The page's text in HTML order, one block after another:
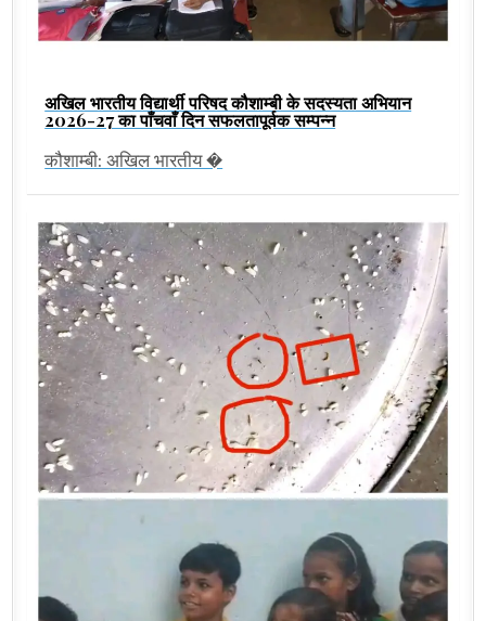
अखिल भारतीय विद्यार्थी परिषद कौशाम्बी के सदस्यता अभियान
2026-27 का पाँचवाँ दिन सफलतापूर्वक सम्पन्न
कौशाम्बी: अखिल भारतीय �